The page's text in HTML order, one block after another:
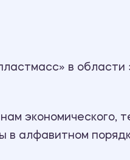
в
экономического,
в алфавитном